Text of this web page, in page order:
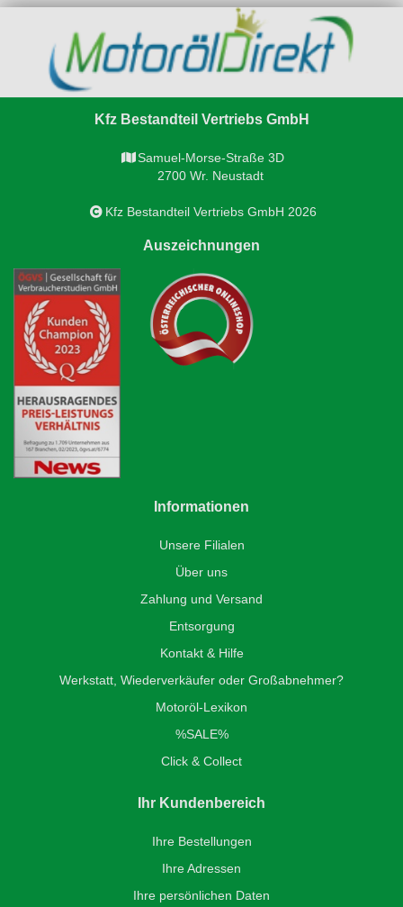
Kfz Bestandteil Vertriebs GmbH
Samuel-Morse-Straße 3D
2700 Wr. Neustadt
Kfz Bestandteil Vertriebs GmbH 2026
Auszeichnungen
Informationen
Unsere Filialen
Über uns
Zahlung und Versand
Entsorgung
Kontakt & Hilfe
Werkstatt, Wiederverkäufer oder Großabnehmer?
Motoröl-Lexikon
%SALE%
Click & Collect
Ihr Kundenbereich
Ihre Bestellungen
Ihre Adressen
Ihre persönlichen Daten